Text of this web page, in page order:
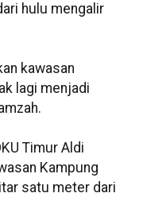
hulu mengalir
kawasan
lagi menjadi
Timur Aldi
Kampung
satu meter dari